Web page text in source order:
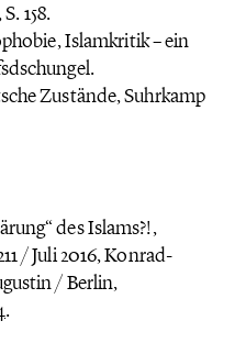
158.
Islamkritik – ein
Zustände, Suhrkamp
des Islams?!,
/ Juli 2016, Konrad-
/ Berlin,
.